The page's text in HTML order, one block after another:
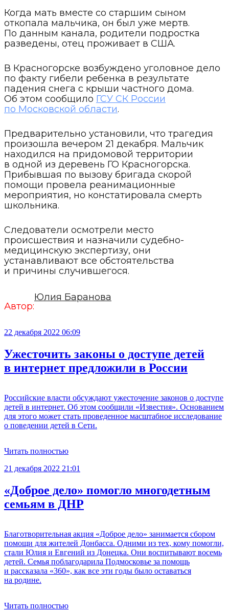
Когда мать вместе со старшим сыном
откопала мальчика, он был уже мертв.
По данным канала, родители подростка
разведены, отец проживает в США.
В Красногорске возбуждено уголовное дело
по факту гибели ребенка в результате
падения снега с крыши частного дома.
Об этом сообщило ГСУ СК России
по Московской области.
Предварительно установили, что трагедия
произошла вечером 21 декабря. Мальчик
находился на придомовой территории
в одной из деревень ГО Красногорска.
Прибывшая по вызову бригада скорой
помощи провела реанимационные
мероприятия, но констатировала смерть
школьника.
Следователи осмотрели место
происшествия и назначили судебно-
медицинскую экспертизу, они
устанавливают все обстоятельства
и причины случившегося.
Автор:
Юлия Баранова
22 декабря 2022 06:09
Ужесточить законы о доступе детей
в интернет предложили в России
Российские власти обсуждают ужесточение законов о доступе
детей в интернет. Об этом сообщили «Известия». Основанием
для этого может стать проведенное масштабное исследование
о поведении детей в Сети.
Читать полностью
21 декабря 2022 21:01
«Доброе дело» помогло многодетным
семьям в ДНР
Благотворительная акция «Доброе дело» занимается сбором
помощи для жителей Донбасса. Одними из тех, кому помогли,
стали Юлия и Евгений из Донецка. Они воспитывают восемь
детей. Семья поблагодарила Подмосковье за помощь
и рассказала «360», как все эти годы было оставаться
на родине.
Читать полностью